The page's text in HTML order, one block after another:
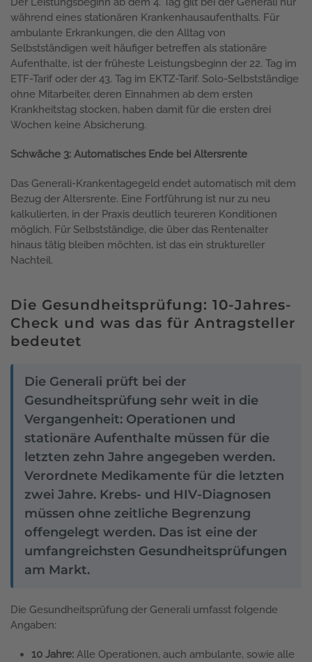
während eines stationären Krankenhausaufenthalts. Für
ambulante Erkrankungen, die den Alltag von
Selbstständigen weit häufiger betreffen als stationäre
Aufenthalte, ist der früheste Leistungsbeginn der 22. Tag im
ETF-Tarif oder der 43. Tag im EKTZ-Tarif. Solo-Selbstständige
ohne Mitarbeiter, deren Einnahmen ab dem ersten
Krankheitstag stocken, haben damit für die ersten drei
Wochen keine Absicherung.
Schwäche 3: Automatisches Ende bei Altersrente
Das Generali-Krankentagegeld endet automatisch mit dem
Bezug der Altersrente. Eine Fortführung ist nur zu neu
kalkulierten, in der Praxis deutlich teureren Konditionen
möglich. Für Selbstständige, die über das Rentenalter
hinaus tätig bleiben möchten, ist das ein struktureller
Nachteil.
Die Gesundheitsprüfung: 10-Jahres-
Check und was das für Antragsteller
bedeutet
Die Generali prüft bei der
Gesundheitsprüfung sehr weit in die
Vergangenheit: Operationen und
stationäre Aufenthalte müssen für die
letzten zehn Jahre angegeben werden.
Verordnete Medikamente für die letzten
zwei Jahre. Krebs- und HIV-Diagnosen
müssen ohne zeitliche Begrenzung
offengelegt werden. Das ist eine der
umfangreichsten Gesundheitsprüfungen
am Markt.
Die Gesundheitsprüfung der Generali umfasst folgende
Angaben:
10 Jahre: Alle Operationen, auch ambulante, sowie alle